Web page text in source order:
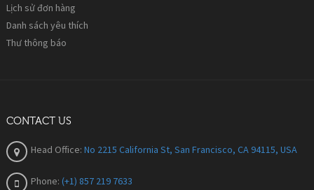
Lịch sử đơn hàng
Danh sách yêu thích
Thư thông báo
CONTACT US
Head Office: No 2215 California St, San Francisco, CA 94115, USA
Phone: (+1) 857 219 7633